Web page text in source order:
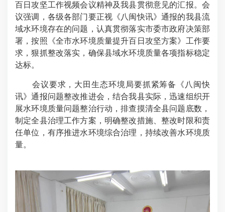
百日攻坚工作视频会议精神及我县贯彻意见的汇报。会
议强调，各级各部门要正视《八闽快讯》通报的我县流
域水环境存在的问题，认真贯彻落实市委市政府决策部
署，按照《全市水环境质量提升百日攻坚方案》工作要
求，狠抓整改落实，确保县域水环境质量各项指标稳定
达标。
会议要求，大田生态环境局要抓紧筹备《八闽快
讯》通报问题整改推进会，结合我县实际，迅速组织开
展水环境质量问题整治行动，排查摸清全县问题底数，
制定全县治理工作方案，明确整改措施、整改时限和责
任单位，有序推进水环境综合治理，持续改善水环境质
量。